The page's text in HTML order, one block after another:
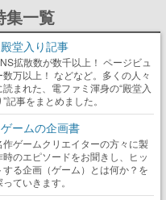
集一覧
殿堂入り記事
拡散数が数千以上！ ページビュ
数万以上！ などなど。多くの人々
読まれた、電ファミ渾身の“殿堂入
”記事をまとめました。
ゲームの企画書
作ゲームクリエイターの方々に製
時のエピソードをお聞きし、ヒッ
する企画（ゲーム）とは何か？を
っていきます。